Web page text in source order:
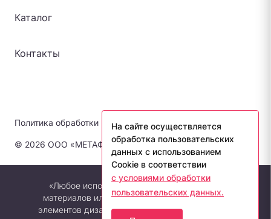
Политика обработки персональных данных
© 2026 ООО «МЕТАФОРА-ЛАБ». Все права защищены.
Каталог
Контакты
«Любое использование либо копирование
материалов или подборки материалов сайта,
элементов дизайна и оформления допускается
На сайте осуществляется
обработка пользовательских
данных с использованием
Cookie в соответствии
с условиями обработки
пользовательских данных.